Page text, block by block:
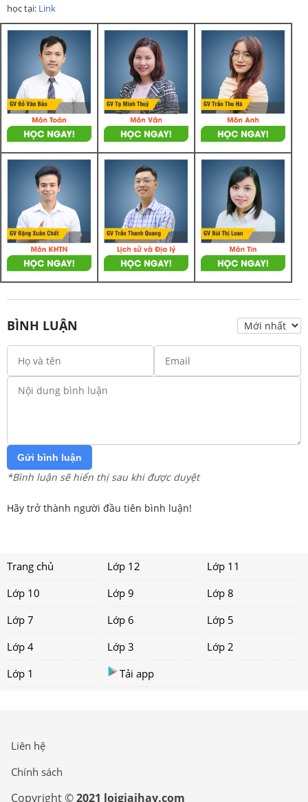
học tại: Link
BÌNH LUẬN
Gửi bình luận
*Bình luận sẽ hiển thị sau khi được duyệt
Hãy trở thành người đầu tiên bình luận!
Trang chủ Lớp 12
Lớp 11
Lớp 10
Lớp 9
Lớp 8
Lớp 7
Lớp 6
Lớp 5
Lớp 4
Lớp 3
Lớp 2
Lớp 1
Tải app
Liên hệ
Chính sách
Copyright ©2021 loigiaihay.com